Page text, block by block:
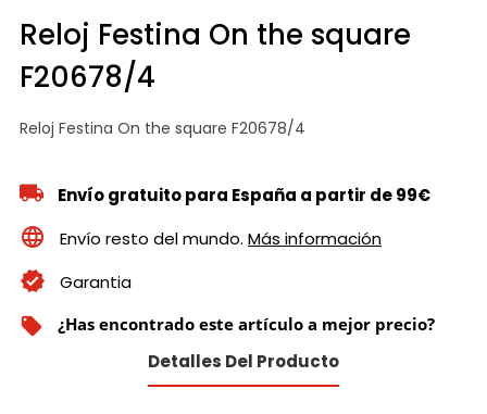
Reloj Festina On the square
F20678/4
Reloj Festina On the square F20678/4
Envío gratuito para España a partir de 99€
Envío resto del mundo. Más información
Garantia
local_offer ¿Has encontrado este artículo a mejor precio?
Detalles Del Producto